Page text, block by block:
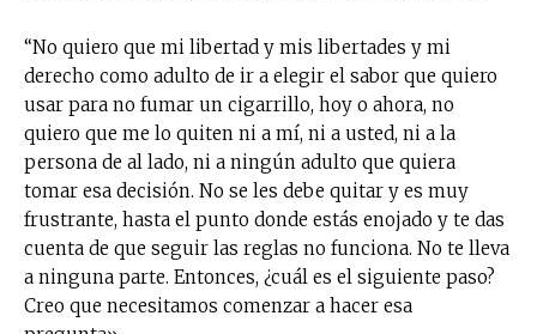
“No quiero que mi libertad y mis libertades y mi
derecho como adulto de ir a elegir el sabor que quiero
usar para no fumar un cigarrillo, hoy o ahora, no
quiero que me lo quiten ni a mí, ni a usted, ni a la
persona de al lado, ni a ningún adulto que quiera
tomar esa decisión. No se les debe quitar y es muy
frustrante, hasta el punto donde estás enojado y te das
cuenta de que seguir las reglas no funciona. No te lleva
a ninguna parte. Entonces, ¿cuál es el siguiente paso?
Creo que necesitamos comenzar a hacer esa